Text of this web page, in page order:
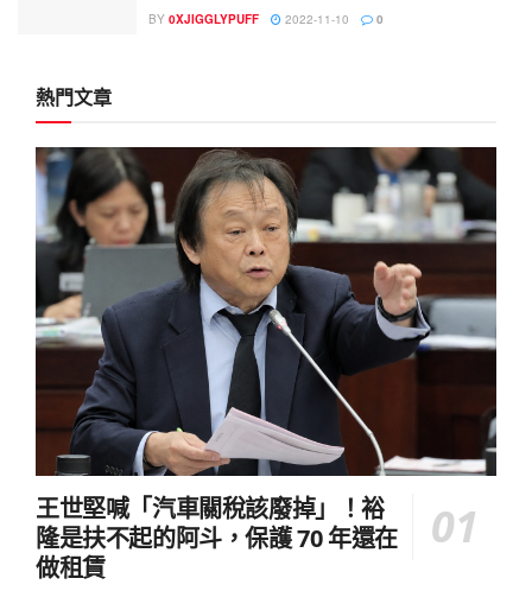
BY 0XJIGGLYPUFF 2022-11-10 0
熱門文章
王世堅喊「汽車關稅該廢掉」！裕
隆是扶不起的阿斗，保護 70 年還在
做租賃